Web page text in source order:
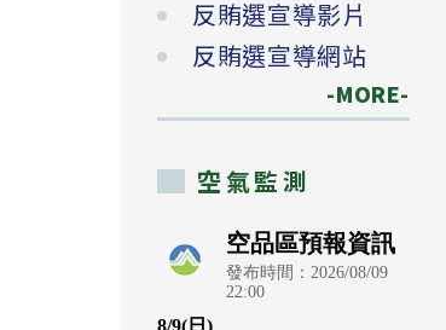
反賄選宣導影片
反賄選宣導網站
-MORE-
空氣監測